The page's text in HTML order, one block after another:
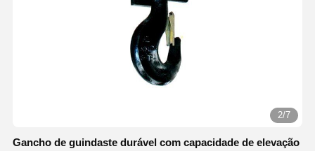
2/7
Gancho de guindaste durável com capacidade de elevação